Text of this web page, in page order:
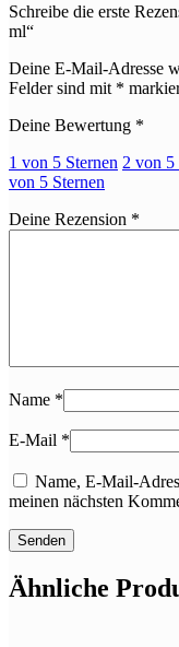
Schreibe die erste
ml“
Deine E-Mail-Adresse
Felder sind mit *
Deine Bewertung *
1 von 5 Sternen 2 von 5
von 5 Sternen
Deine Rezension *
Name *
E-Mail *
Name, E-Mail-
meinen nächsten
Ähnliche